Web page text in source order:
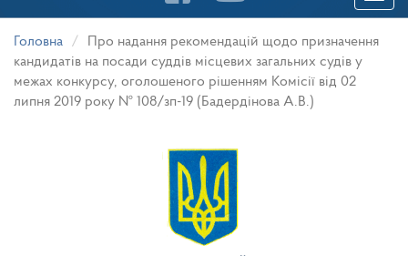
Головна
Про надання рекомендацій щодо призначення
кандидатів на посади суддів місцевих загальних судів у
межах конкурсу, оголошеного рішенням Комісії від 02
липня 2019 року № 108/зп-19 (Бадердінова А.В.)